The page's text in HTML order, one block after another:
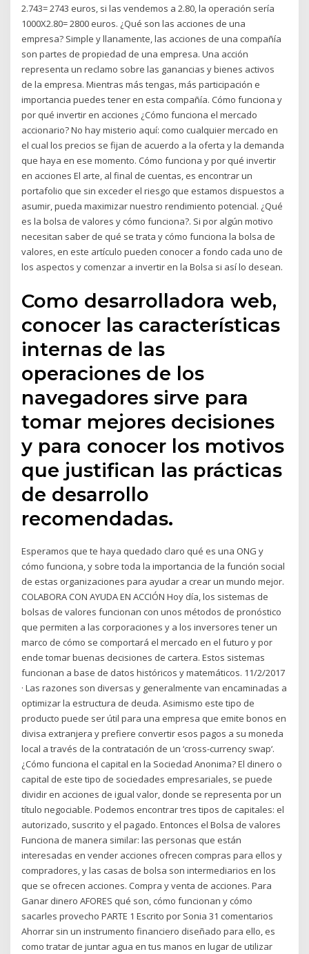
2.743= 2743 euros, si las vendemos a 2.80, la operación sería
1000X2.80= 2800 euros. ¿Qué son las acciones de una
empresa? Simple y llanamente, las acciones de una compañía
son partes de propiedad de una empresa. Una acción
representa un reclamo sobre las ganancias y bienes activos
de la empresa. Mientras más tengas, más participación e
importancia puedes tener en esta compañía. Cómo funciona y
por qué invertir en acciones ¿Cómo funciona el mercado
accionario? No hay misterio aquí: como cualquier mercado en
el cual los precios se fijan de acuerdo a la oferta y la demanda
que haya en ese momento. Cómo funciona y por qué invertir
en acciones El arte, al final de cuentas, es encontrar un
portafolio que sin exceder el riesgo que estamos dispuestos a
asumir, pueda maximizar nuestro rendimiento potencial. ¿Qué
es la bolsa de valores y cómo funciona?. Si por algún motivo
necesitan saber de qué se trata y cómo funciona la bolsa de
valores, en este artículo pueden conocer a fondo cada uno de
los aspectos y comenzar a invertir en la Bolsa si así lo desean.
Como desarrolladora web,
conocer las características
internas de las
operaciones de los
navegadores sirve para
tomar mejores decisiones
y para conocer los motivos
que justifican las prácticas
de desarrollo
recomendadas.
Esperamos que te haya quedado claro qué es una ONG y
cómo funciona, y sobre toda la importancia de la función social
de estas organizaciones para ayudar a crear un mundo mejor.
COLABORA CON AYUDA EN ACCIÓN Hoy día, los sistemas de
bolsas de valores funcionan con unos métodos de pronóstico
que permiten a las corporaciones y a los inversores tener un
marco de cómo se comportará el mercado en el futuro y por
ende tomar buenas decisiones de cartera. Estos sistemas
funcionan a base de datos históricos y matemáticos. 11/2/2017
· Las razones son diversas y generalmente van encaminadas a
optimizar la estructura de deuda. Asimismo este tipo de
producto puede ser útil para una empresa que emite bonos en
divisa extranjera y prefiere convertir esos pagos a su moneda
local a través de la contratación de un ‘cross-currency swap‘.
¿Cómo funciona el capital en la Sociedad Anonima? El dinero o
capital de este tipo de sociedades empresariales, se puede
dividir en acciones de igual valor, donde se representa por un
título negociable. Podemos encontrar tres tipos de capitales: el
autorizado, suscrito y el pagado. Entonces el Bolsa de valores
Funciona de manera similar: las personas que están
interesadas en vender acciones ofrecen compras para ellos y
compradores, y las casas de bolsa son intermediarios en los
que se ofrecen acciones. Compra y venta de acciones. Para
Ganar dinero AFORES qué son, cómo funcionan y cómo
sacarles provecho PARTE 1 Escrito por Sonia 31 comentarios
Ahorrar sin un instrumento financiero diseñado para ello, es
como tratar de juntar agua en tus manos en lugar de utilizar